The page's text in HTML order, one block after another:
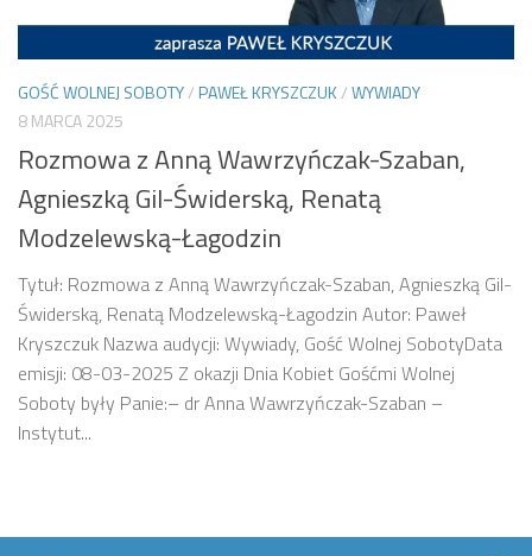
GOŚĆ WOLNEJ SOBOTY/PAWEŁ KRYSZCZUK/WYWIADY
8 MARCA 2025
Rozmowa z Anną Wawrzyńczak-Szaban,
Agnieszką Gil-Świderską, Renatą
Modzelewską-Łagodzin
Tytuł: Rozmowa z Anną Wawrzyńczak-Szaban, Agnieszką Gil-
Świderską, Renatą Modzelewską-Łagodzin Autor: Paweł
Kryszczuk Nazwa audycji: Wywiady, Gość Wolnej SobotyData
emisji: 08-03-2025 Z okazji Dnia Kobiet Gośćmi Wolnej
Soboty były Panie:– dr Anna Wawrzyńczak-Szaban –
Instytut...